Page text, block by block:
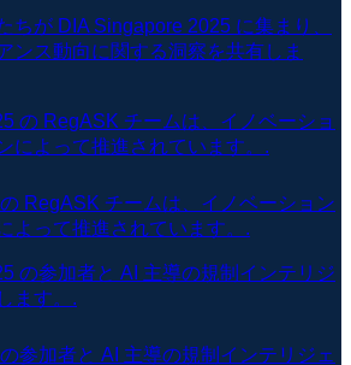
ちが DIA Singapore 2025 に集まり、
ンス動向に関する洞察を共有しま
RegASK チームは、イノベーション
よって推進されています。.
参加者と AI 主導の規制インテリジェ